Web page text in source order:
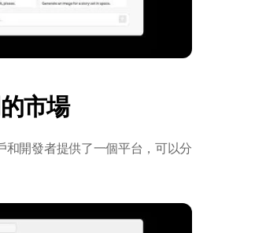
市場
開發者提供了一個平台，可以分